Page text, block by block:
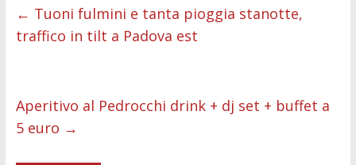
b
o
k
er l s
A
p
e
n
er
di e di
← Tuoni fulmini e tanta pioggia stanotte,
traffico in tilt a Padova est
Aperitivo al Pedrocchi drink + dj set + buffet a
5 euro →